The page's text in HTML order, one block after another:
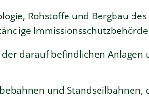
Rohstoffe und Bergbau
darauf befindlichen Anlagen
und Standseilbahnen,